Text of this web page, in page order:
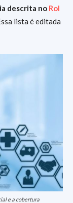
descrita no Rol
lista é editada
e a cobertura